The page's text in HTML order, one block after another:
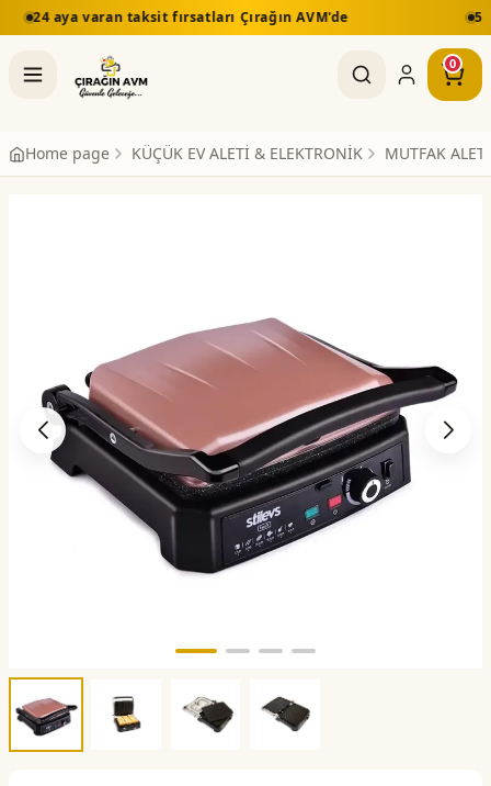
Çırağın AVM'de 5.000 TL üzeri
0
Home page KÜÇÜK EV ALETİ & ELEKTRONİK MUTFAK